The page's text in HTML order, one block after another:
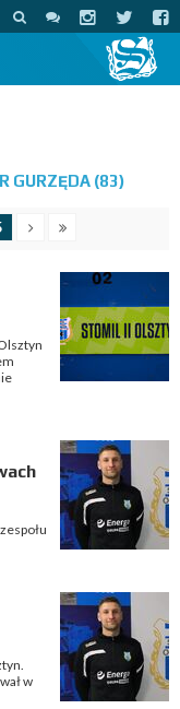
GURZĘDA (83)
w